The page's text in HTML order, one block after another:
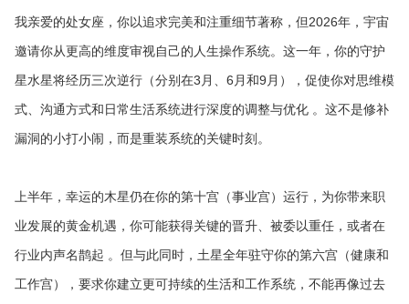
我亲爱的处女座，你以追求完美和注重细节著称，但2026年，宇宙
邀请你从更高的维度审视自己的人生操作系统。这一年，你的守护
星水星将经历三次逆行（分别在3月、6月和9月），促使你对思维模
式、沟通方式和日常生活系统进行深度的调整与优化 。这不是修补
漏洞的小打小闹，而是重装系统的关键时刻。
上半年，幸运的木星仍在你的第十宫（事业宫）运行，为你带来职
业发展的黄金机遇，你可能获得关键的晋升、被委以重任，或者在
行业内声名鹊起 。但与此同时，土星全年驻守你的第六宫（健康和
工作宫），要求你建立更可持续的生活和工作系统，不能再像过去